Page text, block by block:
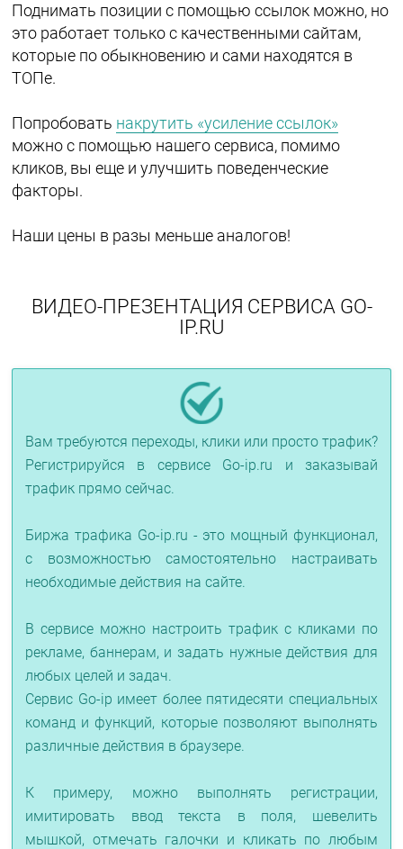
Поднимать позиции с помощью ссылок можно, но
это работает только с качественными сайтам,
которые по обыкновению и сами находятся в
ТОПе.
Попробовать накрутить «усиление ссылок»
можно с помощью нашего сервиса, помимо
кликов, вы еще и улучшить поведенческие
факторы.
Наши цены в разы меньше аналогов!
ВИДЕО-ПРЕЗЕНТАЦИЯ СЕРВИСА GO-
IP.RU
Вам требуются переходы, клики или просто трафик?
Регистрируйся в сервисе Go-ip.ru и заказывай
трафик прямо сейчас.
Биржа трафика Go-ip.ru - это мощный функционал,
с возможностью самостоятельно настраивать
необходимые действия на сайте.
В сервисе можно настроить трафик с кликами по
рекламе, баннерам, и задать нужные действия для
любых целей и задач.
Сервис Go-ip имеет более пятидесяти специальных
команд и функций, которые позволяют выполнять
различные действия в браузере.
К примеру, можно выполнять регистрации,
имитировать ввод текста в поля, шевелить
мышкой, отмечать галочки и кликать по любым